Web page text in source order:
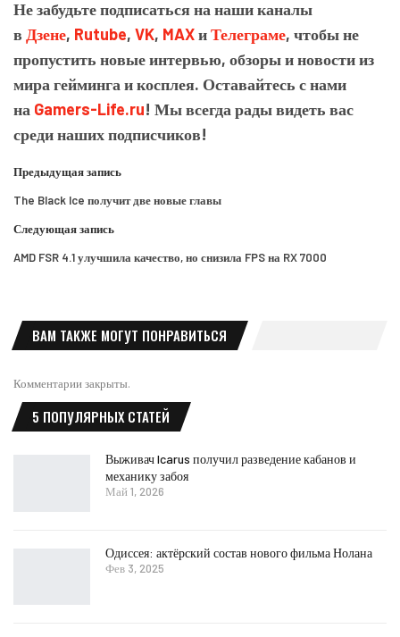
Не забудьте подписаться на наши каналы
в Дзене, Rutube, VK, MAXиТелеграме, чтобы не
пропустить новые интервью, обзоры и новости из
мира гейминга и косплея. Оставайтесь с нами
на Gamers-Life.ru! Мы всегда рады видеть вас
среди наших подписчиков!
Предыдущая запись
The Black Ice получит две новые главы
Следующая запись
AMD FSR 4.1 улучшила качество, но снизила FPS на RX 7000
ВАМ ТАКЖЕ МОГУТ ПОНРАВИТЬСЯ
Комментарии закрыты.
5 ПОПУЛЯРНЫХ СТАТЕЙ
Выживач Icarus получил разведение кабанов и
механику забоя
Май 1, 2026
Одиссея: актёрский состав нового фильма Нолана
Фев 3, 2025